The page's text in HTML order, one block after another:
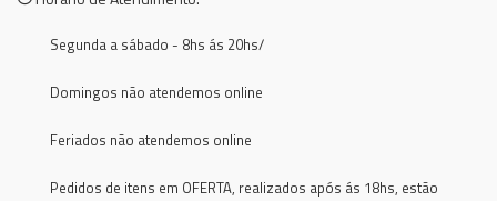
Segunda a sábado - 8hs ás 20hs/
Domingos não atendemos online
Feriados não atendemos online
Pedidos de itens em OFERTA, realizados após ás 18hs, estão